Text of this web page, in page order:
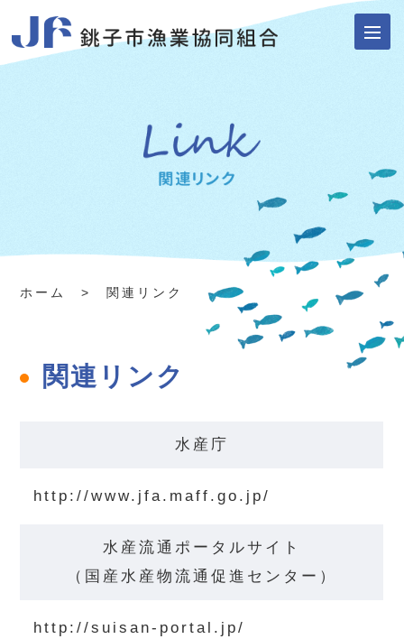
ホーム > 関連リンク
関連リンク
水産庁
http://www.jfa.maff.go.jp/
水産流通ポータルサイト
（国産水産物流通促進センター）
http://suisan-portal.jp/